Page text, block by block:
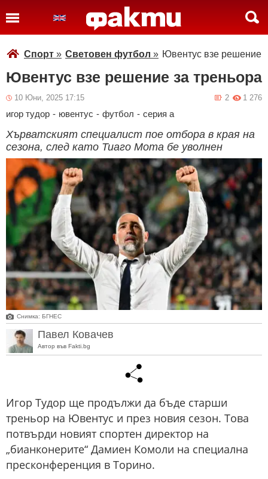
Спорт » Световен футбол » Ювентус взе решение
Ювентус взе решение за треньора
10 Юни, 2025 17:15 1 276
2
игор тудор - ювентус - футбол - серия а
Хърватският специалист пое отбора в края на
сезона, след като Тиаго Мота бе уволнен
Снимка: БГНЕС
Павел Ковачев
Автор във Fakti.bg
Игор Тудор ще продължи да бъде старши
треньор на Ювентус и през новия сезон. Това
потвърди новият спортен директор на
„бианконерите“ Дамиен Комоли на специална
пресконференция в Торино.